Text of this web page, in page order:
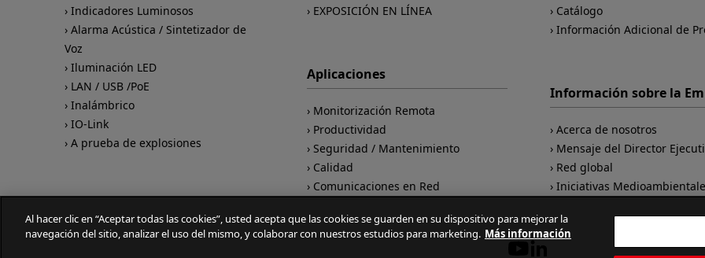
Indicadores Luminosos
Alarma Acústica / Sintetizador de
Voz
Iluminación LED
LAN / USB /PoE
Inalámbrico
IO-Link
A prueba de explosiones
EXPOSICIÓN EN LÍNEA
Aplicaciones
Monitorización Remota
Productividad
Seguridad / Mantenimiento
Calidad
Comunicaciones en Red
Catálogo
Información Adicional de
Información sobre la
Acerca de nosotros
Mensaje del Director
Red global
Iniciativas
Al hacer clic en “Aceptar todas las cookies”, usted acepta que las cookies se guarden en su dispositivo para mejorar la
navegación del sitio, analizar el uso del mismo, y colaborar con nuestros estudios para marketing. Más información